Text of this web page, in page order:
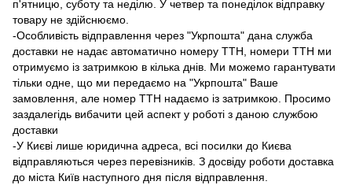
п'ятницю, суботу та неділю. У четвер та понеділок відправку
товару не здійснюємо.
-Особливість відправлення через "Укрпошта" дана служба
доставки не надає автоматично номеру ТТН, номери ТТН ми
отримуємо із затримкою в кілька днів. Ми можемо гарантувати
тільки одне, що ми передаємо на "Укрпошта" Ваше
замовлення, але номер ТТН надаємо із затримкою. Просимо
заздалегідь вибачити цей аспект у роботі з даною службою
доставки
-У Києві лише юридична адреса, всі посилки до Києва
відправляються через перевізників. З досвіду роботи доставка
до міста Київ наступного дня після відправлення.